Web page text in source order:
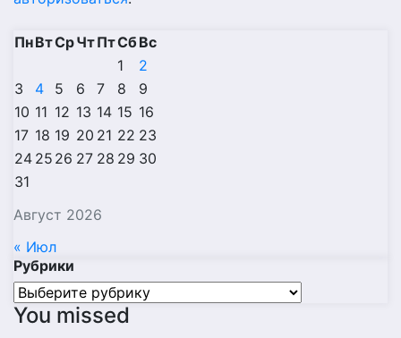
Август 2026
ПнВтСрЧтПтСбВс
1
2
3
4 5 6 7 8
9
10 11 12 13 14 15 16
17 18 19 20 21 22 23
24 25 26 27 28 29 30
31
« Июл
Рубрики
Рубрики
You missed